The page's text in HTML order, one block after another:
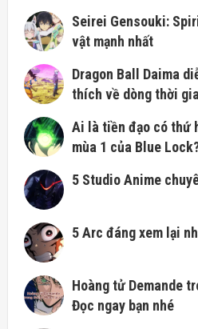
Seirei Gensouki:
vật mạnh nhất
Dragon Ball Daima
thích về dòng thời
Ai là tiền đạo có thứ
mùa 1 của Blue
5 Studio Anime
5 Arc đáng xem lại
Hoàng tử Demande
Đọc ngay bạn nhé